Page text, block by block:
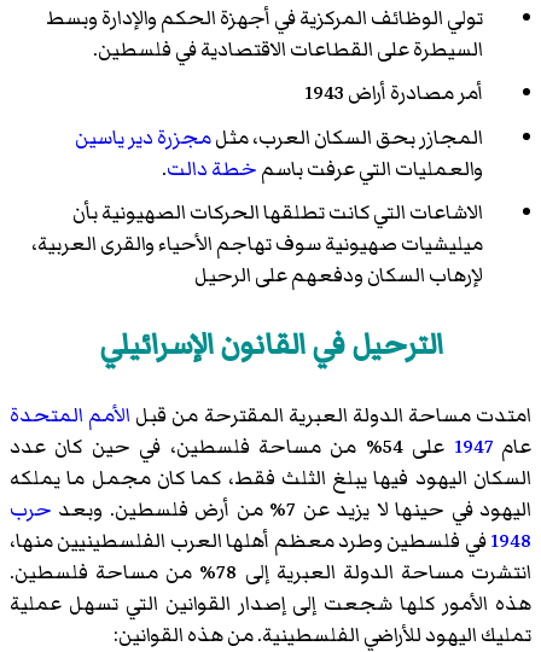
تولي الوظائف المركزية في أجهزة الحكم والإدارة وبسط
السيطرة على القطاعات الاقتصادية في فلسطين.
أمر مصادرة أراض 1943
المجازر بحق السكان العرب، مثلمجزرة دير ياسين
والعمليات التي عرفت باسمخطة دالت.
الاشاعات التي كانت تطلقها الحركات الصهيونية بأن
ميليشيات صهيونية سوف تهاجم الأحياء والقرى العربية،
لإرهاب السكان ودفعهم على الرحيل
الترحيل في القانون الإسرائيلي
امتدت مساحة الدولة العبرية المقترحة من قبل الأمم المتحدة
عام1947
على 54% من مساحة فلسطين، في حين كان عدد
السكان اليهود فيها يبلغ الثلث فقط، كما كان مجمل ما يملكه
اليهود في حينها لا يزيد عن 7% من أرض فلسطين. وبعد
حرب
1948في فلسطين وطرد معظم أهلها العرب الفلسطينيين منها،
انتشرت مساحة الدولة العبرية إلى 78% من مساحة فلسطين.
هذه الأمور كلها شجعت إلى إصدار القوانين التي تسهل عملية
تمليك اليهود للأراضي الفلسطينية. من هذه القوانين: